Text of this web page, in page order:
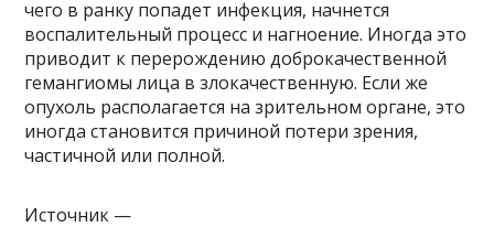
чего в ранку попадет инфекция, начнется
воспалительный процесс и нагноение. Иногда это
приводит к перерождению доброкачественной
гемангиомы лица в злокачественную. Если же
опухоль располагается на зрительном органе, это
иногда становится причиной потери зрения,
частичной или полной.
Источник —